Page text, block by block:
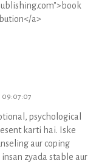
a>
09:07:07
psychological
karti hai. Iske
aur coping
zyada stable aur